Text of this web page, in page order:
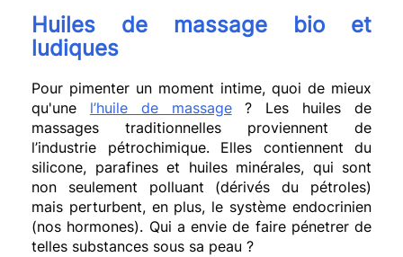
Huiles de massage bio et
ludiques
Pour pimenter un moment intime, quoi de mieux
qu'une l’huile de massage? Les huiles de
massages traditionnelles proviennent de
l’industrie pétrochimique. Elles contiennent du
silicone, parafines et huiles minérales, qui sont
non seulement polluant (dérivés du pétroles)
mais perturbent, en plus, le système endocrinien
(nos hormones). Qui a envie de faire pénetrer de
telles substances sous sa peau ?